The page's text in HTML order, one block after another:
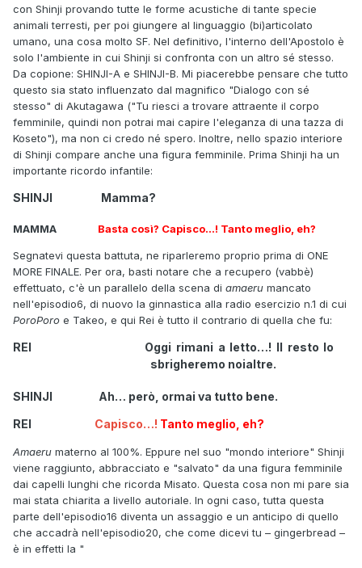
con Shinji provando tutte le forme acustiche di tante specie
animali terresti, per poi giungere al linguaggio (bi)articolato
umano, una cosa molto SF. Nel definitivo, l'interno dell'Apostolo è
solo l'ambiente in cui Shinji si confronta con un altro sé stesso.
Da copione: SHINJI-A e SHINJI-B. Mi piacerebbe pensare che tutto
questo sia stato influenzato dal magnifico "Dialogo con sé
stesso" di Akutagawa ("Tu riesci a trovare attraente il corpo
femminile, quindi non potrai mai capire l'eleganza di una tazza di
Koseto"), ma non ci credo né spero. Inoltre, nello spazio interiore
di Shinji compare anche una figura femminile. Prima Shinji ha un
importante ricordo infantile:
SHINJI Mamma?
MAMMA Basta così? Capisco…! Tanto meglio, eh?
Segnatevi questa battuta, ne riparleremo proprio prima di ONE
MORE FINALE. Per ora, basti notare che a recupero (vabbè)
effettuato, c'è un parallelo della scena di amaeru mancato
nell'episodio6, di nuovo la ginnastica alla radio esercizio n.1 di cui
PoroPoro e Takeo, e qui Rei è tutto il contrario di quella che fu:
REI Oggi rimani a letto…! Il resto lo
sbrigheremo noialtre.
SHINJI Ah… però, ormai va tutto bene.
REI Capisco…! Tanto meglio, eh?
Amaeru materno al 100%. Eppure nel suo "mondo interiore" Shinji
viene raggiunto, abbracciato e "salvato" da una figura femminile
dai capelli lunghi che ricorda Misato. Questa cosa non mi pare sia
mai stata chiarita a livello autoriale. In ogni caso, tutta questa
parte dell'episodio16 diventa un assaggio e un anticipo di quello
che accadrà nell'episodio20, che come dicevi tu – gingerbread –
è in effetti la "